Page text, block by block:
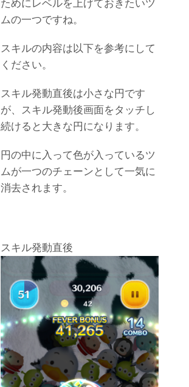
ためにレベルを上げておきたいツ
ムの一つですね。
スキルの内容は以下を参考にして
ください。
スキル発動直後は小さな円です
が、スキル発動後画面をタッチし
続けると大きな円になります。
円の中に入って色が入っているツ
ムが一つのチェーンとして一気に
消去されます。
スキル発動直後